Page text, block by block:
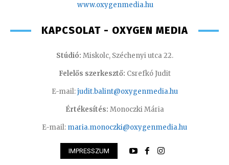
www.oxygenmedia.hu
KAPCSOLAT - OXYGEN MEDIA
Stúdió: Miskolc, Széchenyi utca 22.
Felelős szerkesztő: Csrefkó Judit
E-mail:judit.balint@oxygenmedia.hu
Értékesítés: Monoczki Mária
E-mail: maria.monoczki@oxygenmedia.hu
IMPRESSZUM